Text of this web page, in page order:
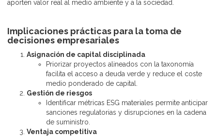
aporten valor real al medio ambiente y a la sociedad.
Implicaciones prácticas para la toma de
decisiones empresariales
Asignación de capital disciplinada
Priorizar proyectos alineados con la taxonomía
facilita el acceso a deuda verde y reduce el coste
medio ponderado de capital.
Gestión de riesgos
Identificar métricas ESG materiales permite anticipar
sanciones regulatorias y disrupciones en la cadena
de suministro.
Ventaja competitiva